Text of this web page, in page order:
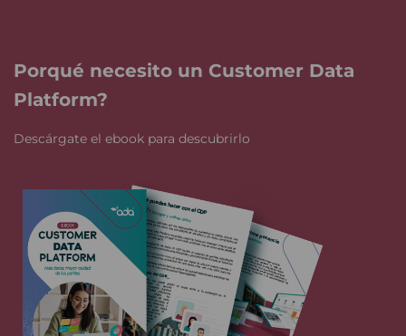
Porqué necesito un Customer Data
Platform?
Descárgate el ebook para descubrirlo